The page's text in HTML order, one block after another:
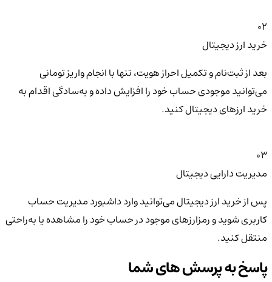
02
خرید ارز دیجیتال
بعد از ثبت‌نام و تکمیل احراز هویت، تنها با انجام واریز تومانی
می‌توانید موجودی حساب خود را افزایش داده و به‌سادگی اقدام به
خرید ارزهای دیجیتال کنید.
03
مدیریت دارایی دیجیتال
پس از خرید ارز دیجیتال می‌توانید وارد داشبورد مدیریت حساب
کاربری شوید و رمزارزهای موجود در حساب خود را مشاهده یا به‌راحتی
منتقل کنید.
پاسخ به پرسش های شما